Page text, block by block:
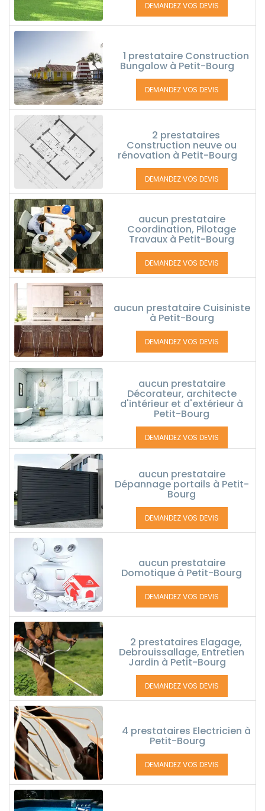
DEMANDEZ VOS DEVIS
1 prestataire Construction
Bungalow à Petit-Bourg
DEMANDEZ VOS DEVIS
2 prestataires
Construction neuve ou
rénovation à Petit-Bourg
DEMANDEZ VOS DEVIS
aucun prestataire
Coordination, Pilotage
Travaux à Petit-Bourg
DEMANDEZ VOS DEVIS
aucun prestataire Cuisiniste
à Petit-Bourg
DEMANDEZ VOS DEVIS
aucun prestataire
Décorateur, architecte
d'intérieur et d'extérieur à
Petit-Bourg
DEMANDEZ VOS DEVIS
aucun prestataire
Dépannage portails à Petit-
Bourg
DEMANDEZ VOS DEVIS
aucun prestataire
Domotique à Petit-Bourg
DEMANDEZ VOS DEVIS
2 prestataires Elagage,
Debrouissallage, Entretien
Jardin à Petit-Bourg
DEMANDEZ VOS DEVIS
4 prestataires Electricien à
Petit-Bourg
DEMANDEZ VOS DEVIS